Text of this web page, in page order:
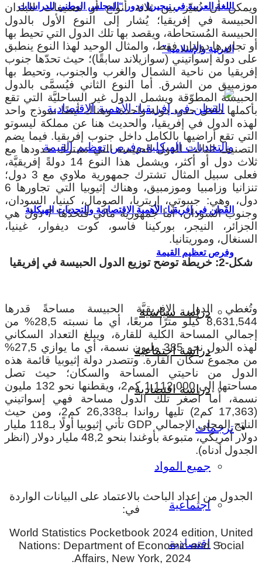
اللغة العربية في نيجيريا ودور “المجلس الوطني للدراسات
العربية والإسلامية”
القطن في إفريقيا: الأهمية الاقتصادية والتحديات الهيكلية
وفرص تعظيم القيمة
دراسة سياسية
دراسة اجتماعية
دراسة اقتصادية
ترجمات
جميع المواد
اجتماعية
اقتصادية
ويمكن أن نُميّز بين ثلاثة أنواع أو تصنيفات للبلدان
الحبيسة في إفريقيا؛ يُشار إلى النوع الأول بالدول
الحبيسة المُستحاطة، ويقصد بها تلك الدول التي تحيط بها
أو تجاورها دولتان فقط، والمثال الوحيد لهذا النوع ينطبق
على دولة إسواتيني (سوازيلاند سابقًا)؛ حيث تحدّها جنوب
إفريقيا من ناحية الشمال والغرب والجنوب، وتحيط بها
موزمبيق من الشرق. أما النوع الثاني فيُسمَّى بالدول
الحبيسة المطوّقة ويشمل الدول غير الساحليَّة التي تقع
بأكملها داخل حدود دولة واحدة، وهناك أيضًا نموذج واحد
لهذه الدول في إفريقيا، والحديث هنا عن مملكة ليسوتو
التي تقع أراضيها بالكامل داخل جنوب إفريقيا. فيما يضم
التصنيف الثالث الدول الحبيسة التي تشترك حدودها مع
ثلاث دول أو أكثر، ويشمل هذا النوع 14 دولةً إفريقيَّة،
فعلى سبيل المثال تشترك جمهورية ملاوي مع 3 دول؛
تنزانيا وزامبيا وموزمبيق، وهناك إثيوبيا التي تجاورها 6
دول، وهي: جيبوتي، إريتريا، الصومال، كينيا، السودان،
وجنوب السودان، أما جمهورية مالي فتحدّها 7 دول هي
الجزائر، النيجر، بوركينا فاسو، كوت ديفوار، غينيا،
السنغال، وموريتانيا.
شكل-2: خريطة توضح توزيع الدول الحبيسة في إفريقيا
وتُغطي الدول الإفريقيَّة الحبيسة مساحةً قدرها
8,631,544 كيلو مترًا مربعًا، أي ما نسبته 28,5% من
إجمالي المساحة الكلية للقارة، ويبلغ التعداد السكاني
لهذه الدول نحو 385 مليون نسمة، أي ما يوازي 27,5%
من مجموع سكان القارة. وتتصدر دولة إثيوبيا قائمة هذه
الدول من ناحيتي المساحة والسكان؛ حيث تصل
مساحتها إلى 1,112,000 كم2، ويقطنها نحو 132 مليون
نسمة، أما أصغر تلك الدول مساحة فهي إسواتيني
(17,363 كم2) تليها رواندا بـ26,338 كم2، ومن حيث
الناتج المحلي الإجمالي GDP تأتي إثيوبيا أولًا بـ118 مليار
دولار أمريكي، متبوعة بأوغندا بنحو 48,2 مليار دولار (انظر
الجدول أدناه).
الجدول من إعداد الباحث بالاعتماد على البيانات الواردة
في:
World Statistics Pocketbook 2024 edition, United
Nations: Department of Economic and Social
Affairs, New York, 2024.